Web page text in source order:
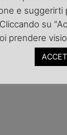
e
su
prendere